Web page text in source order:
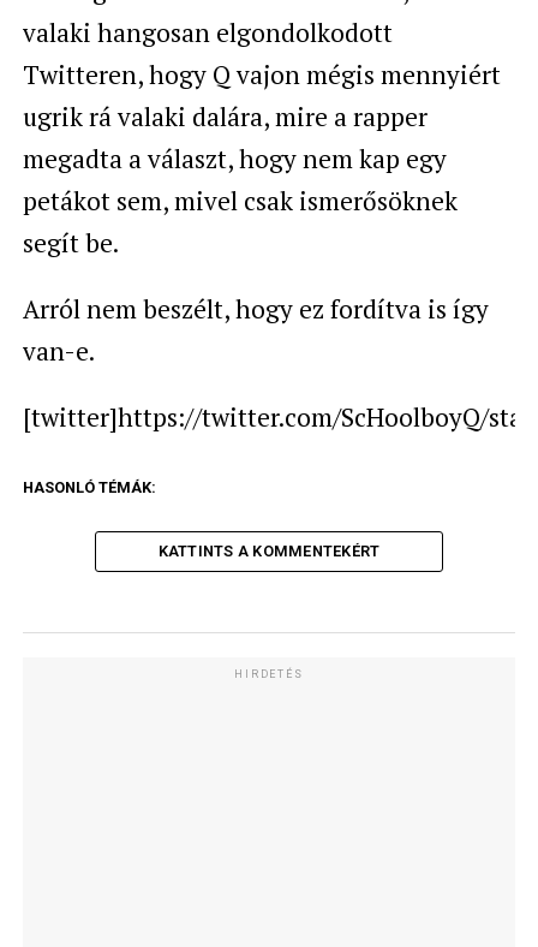
valaki hangosan elgondolkodott
Twitteren, hogy Q vajon mégis mennyiért
ugrik rá valaki dalára, mire a rapper
megadta a választ, hogy nem kap egy
petákot sem, mivel csak ismerősöknek
segít be.
Arról nem beszélt, hogy ez fordítva is így
van-e.
[twitter]https://twitter.com/ScHoolboyQ/
HASONLÓ TÉMÁK:
KATTINTS A KOMMENTEKÉRT
HIRDETÉS